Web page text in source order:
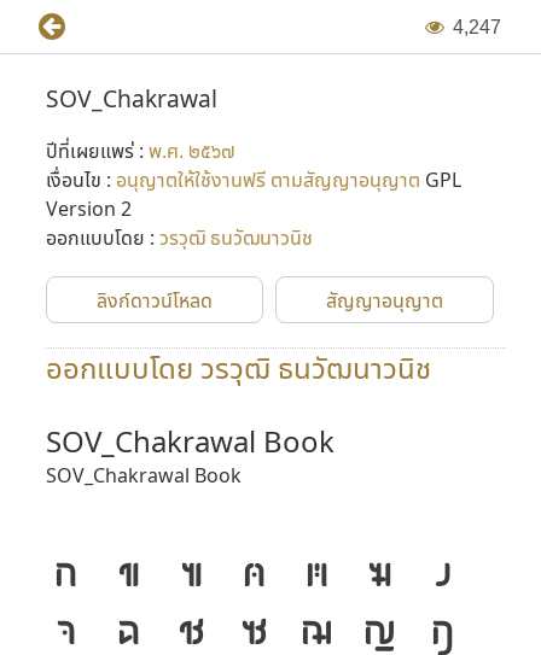
4,247
SOV_Chakrawal
ปีที่เผยแพร่ : พ.ศ. ๒๕๖๗
เงื่อนไข : อนุญาตให้ใช้งานฟรี ตามสัญญาอนุญาต GPL
Version 2
ออกแบบโดย : วรวุฒิ ธนวัฒนาวนิช
ลิงก์ดาวน์โหลด สัญญาอนุญาต
ออกแบบโดย วรวุฒิ ธนวัฒนาวนิช
SOV_Chakrawal Book
SOV_Chakrawal Book
ก ข ฃ ค ฅ ฆ
ง
จ
ฉ ช ซ ฌ ญ ฎ